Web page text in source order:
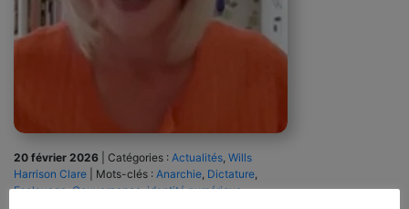
20 février 2026 Catégories : Actualités Wills
Harrison Clare
Mots-clés : Anarchie Dictature
Esclavage,Gouvernance,identité numérique,